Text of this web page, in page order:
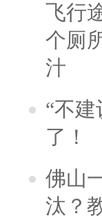
飞行
个厕
汁
“不
了！
佛山
汰？